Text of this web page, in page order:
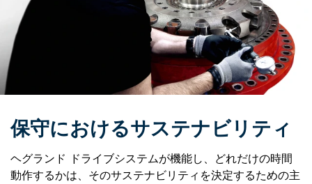
保守におけるサステナビリティ
ヘグランド ドライブシステムが機能し、どれだけの時間
動作するかは、そのサステナビリティを決定するための主